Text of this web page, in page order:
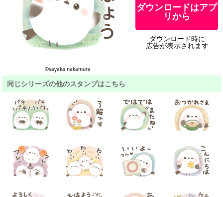
©︎sayaka nakamura
ダウンロードはアプ
リから
ダウンロード時に
広告が表示されます
同じシリーズの他のスタンプはこちら